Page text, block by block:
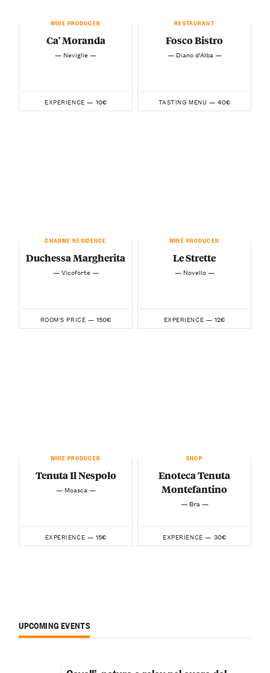
WINE PRODUCER
Ca' Moranda
— Neviglie —
EXPERIENCE — 10€
RESTAURANT
Fosco Bistro
— Diano d’Alba —
TASTING MENU — 40€
CHARME RESIDENCE
Duchessa Margherita
— Vicoforte —
ROOM'S PRICE — 150€
WINE PRODUCER
Le Strette
— Novello —
EXPERIENCE — 12€
WINE PRODUCER
Tenuta Il Nespolo
— Moasca —
EXPERIENCE — 15€
SHOP
Enoteca Tenuta
Montefantino
— Bra —
EXPERIENCE — 30€
UPCOMING EVENTS